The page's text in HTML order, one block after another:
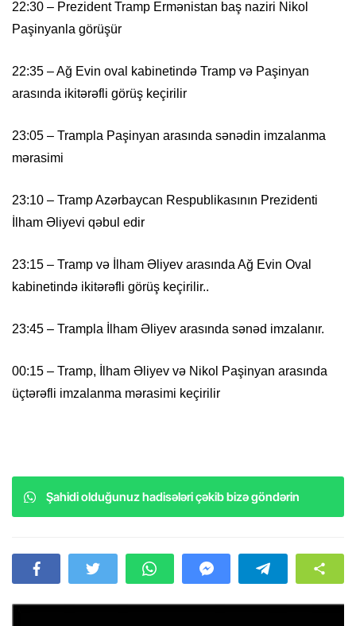
22:30 – Prezident Tramp Ermənistan baş naziri Nikol
Paşinyanla görüşür
22:35 – Ağ Evin oval kabinetində Tramp və Paşinyan
arasında ikitərəfli görüş keçirilir
23:05 – Trampla Paşinyan arasında sənədin imzalanma
mərasimi
23:10 – Tramp Azərbaycan Respublikasının Prezidenti
İlham Əliyevi qəbul edir
23:15 – Tramp və İlham Əliyev arasında Ağ Evin Oval
kabinetində ikitərəfli görüş keçirilir..
23:45 – Trampla İlham Əliyev arasında sənəd imzalanır.
00:15 – Tramp, İlham Əliyev və Nikol Paşinyan arasında
üçtərəfli imzalanma mərasimi keçirilir
Şahidi olduğunuz hadisələri çəkib bizə göndərin